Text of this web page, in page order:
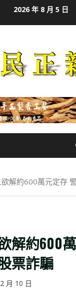
2026 年 8 月 5 日
解約600萬元定存
解約600
票詐騙
月 10 日